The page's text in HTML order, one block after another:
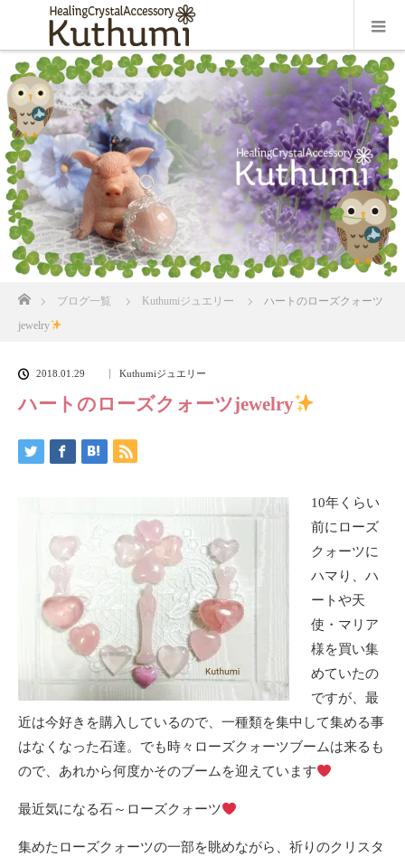
ブログ一覧 Kuthumiジュエリー
ハートのローズクォーツ
jewelry
2018.01.29 Kuthumiジュエリー
ハートのローズクォーツjewelry
10年くらい
前にローズ
クォーツに
ハマり、ハ
ートや天
使・マリア
様を買い集
めていたの
ですが、最
近は今好きを購入しているので、一種類を集中して集める事
はなくなった石達。でも時々ローズクォーツブームは来るも
ので、あれから何度かそのブームを迎えています
最近気になる石～ローズクォーツ
集めたローズクォーツの一部を眺めながら、祈りのクリスタ